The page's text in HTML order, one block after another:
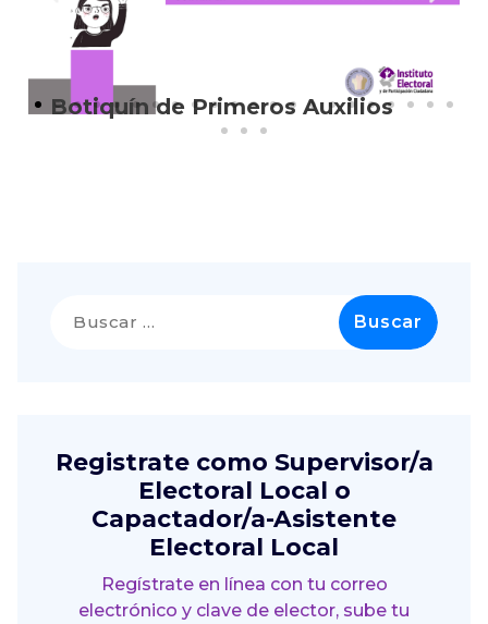
Botiquín de Primeros Auxilios
Registrate como Supervisor/a
Electoral Local o
Capactador/a-Asistente
Electoral Local
Regístrate en línea con tu correo
electrónico y clave de elector, sube tu